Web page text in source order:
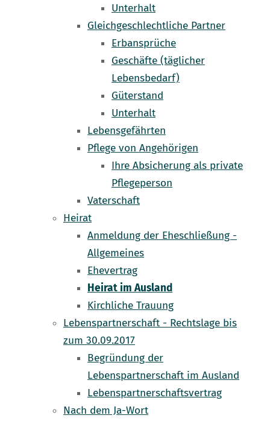
Unterhalt
Gleichgeschlechtliche Partner
Erbansprüche
Geschäfte (täglicher
Lebensbedarf)
Güterstand
Unterhalt
Lebensgefährten
Pflege von Angehörigen
Ihre Absicherung als private
Pflegeperson
Vaterschaft
Heirat
Anmeldung der Eheschließung -
Allgemeines
Ehevertrag
Heirat im Ausland
Kirchliche Trauung
Lebenspartnerschaft - Rechtslage bis
zum 30.09.2017
Begründung der
Lebenspartnerschaft im Ausland
Lebenspartnerschaftsvertrag
Nach dem Ja-Wort